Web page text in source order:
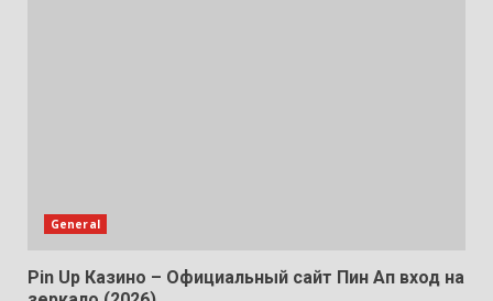
General
Pin Up Казино – Официальный сайт Пин Ап вход на